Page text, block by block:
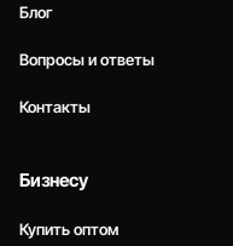
Блог
Вопросы и ответы
Контакты
Бизнесу
Купить оптом